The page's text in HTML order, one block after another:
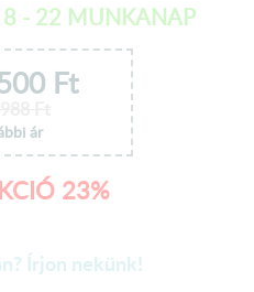
8 - 22 MUNKANAP
Ft
ár
23%
Írjon nekünk!